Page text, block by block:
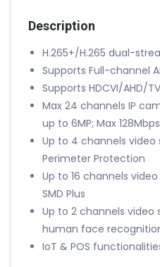
CHANNEL
Description
H.265+/H.265 dual-
Supports Full-channel
Supports HDCVI/AHD/
Max 24 channels IP
up to 6MP; Max
Up to 4 channels
Perimeter Protection
Up to 16 channels
SMD Plus
Up to 2 channels
human face
IoT & POS